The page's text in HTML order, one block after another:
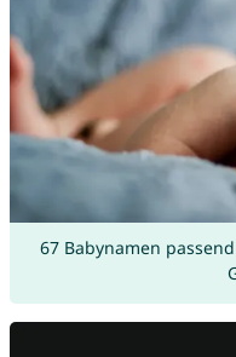
67 Babynamen